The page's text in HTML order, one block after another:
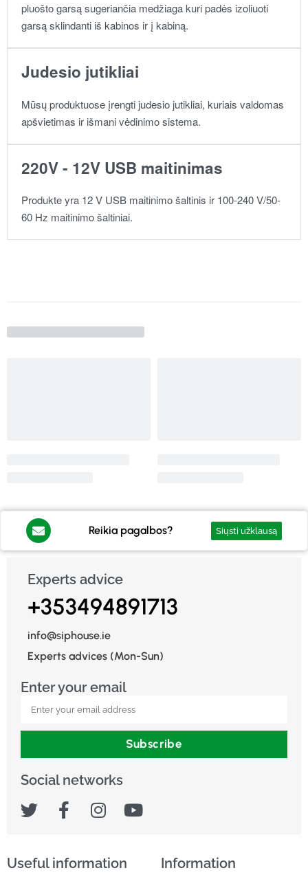
pluošto garsą sugeriančia medžiaga kuri padės izoliuoti
garsą sklindanti iš kabinos ir į kabiną.
Judesio jutikliai
Mūsų produktuose įrengti judesio jutikliai, kuriais valdomas
apšvietimas ir išmani vėdinimo sistema.
220V - 12V USB maitinimas
Produkte yra 12 V USB maitinimo šaltinis ir 100-240 V/50-
60 Hz maitinimo šaltiniai.
Reikia pagalbos? Siųsti užklausą
Experts advice
+353494891713
info@siphouse.ie
Experts advices (Mon-Sun)
Enter your email
Subscribe
Social networks
Useful information Information